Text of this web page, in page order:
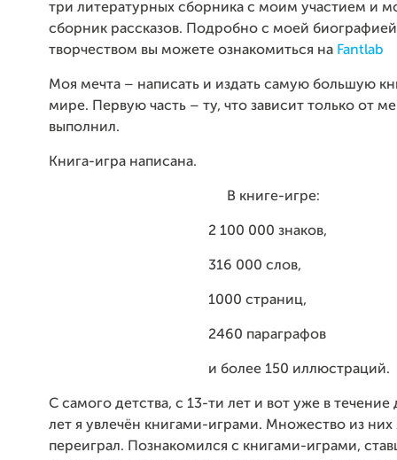
три литературных сборника с моим участием и
сборник рассказов. Подробно с моей
творчеством вы можете ознакомиться на Fantlab
Моя мечта – написать и издать самую большую
мире. Первую часть – ту, что зависит только от
выполнил.
Книга-игра написана.
В книге-игре:
2 100 000 знаков,
316 000 слов,
1000 страниц,
2460 параграфов
и более 150 иллюстраций.
С самого детства, с 13-ти лет и вот уже в течение
лет я увлечён книгами-играми. Множество из них
переиграл. Познакомился с книгами-играми,